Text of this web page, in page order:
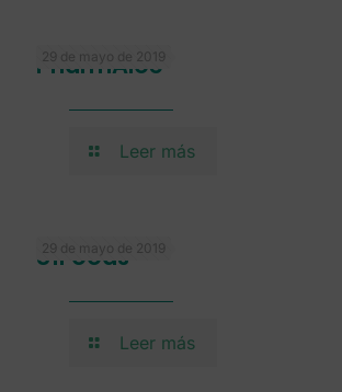
29 de mayo de 2019
PharmAloe
Leer más
29 de mayo de 2019
81Foods
Leer más